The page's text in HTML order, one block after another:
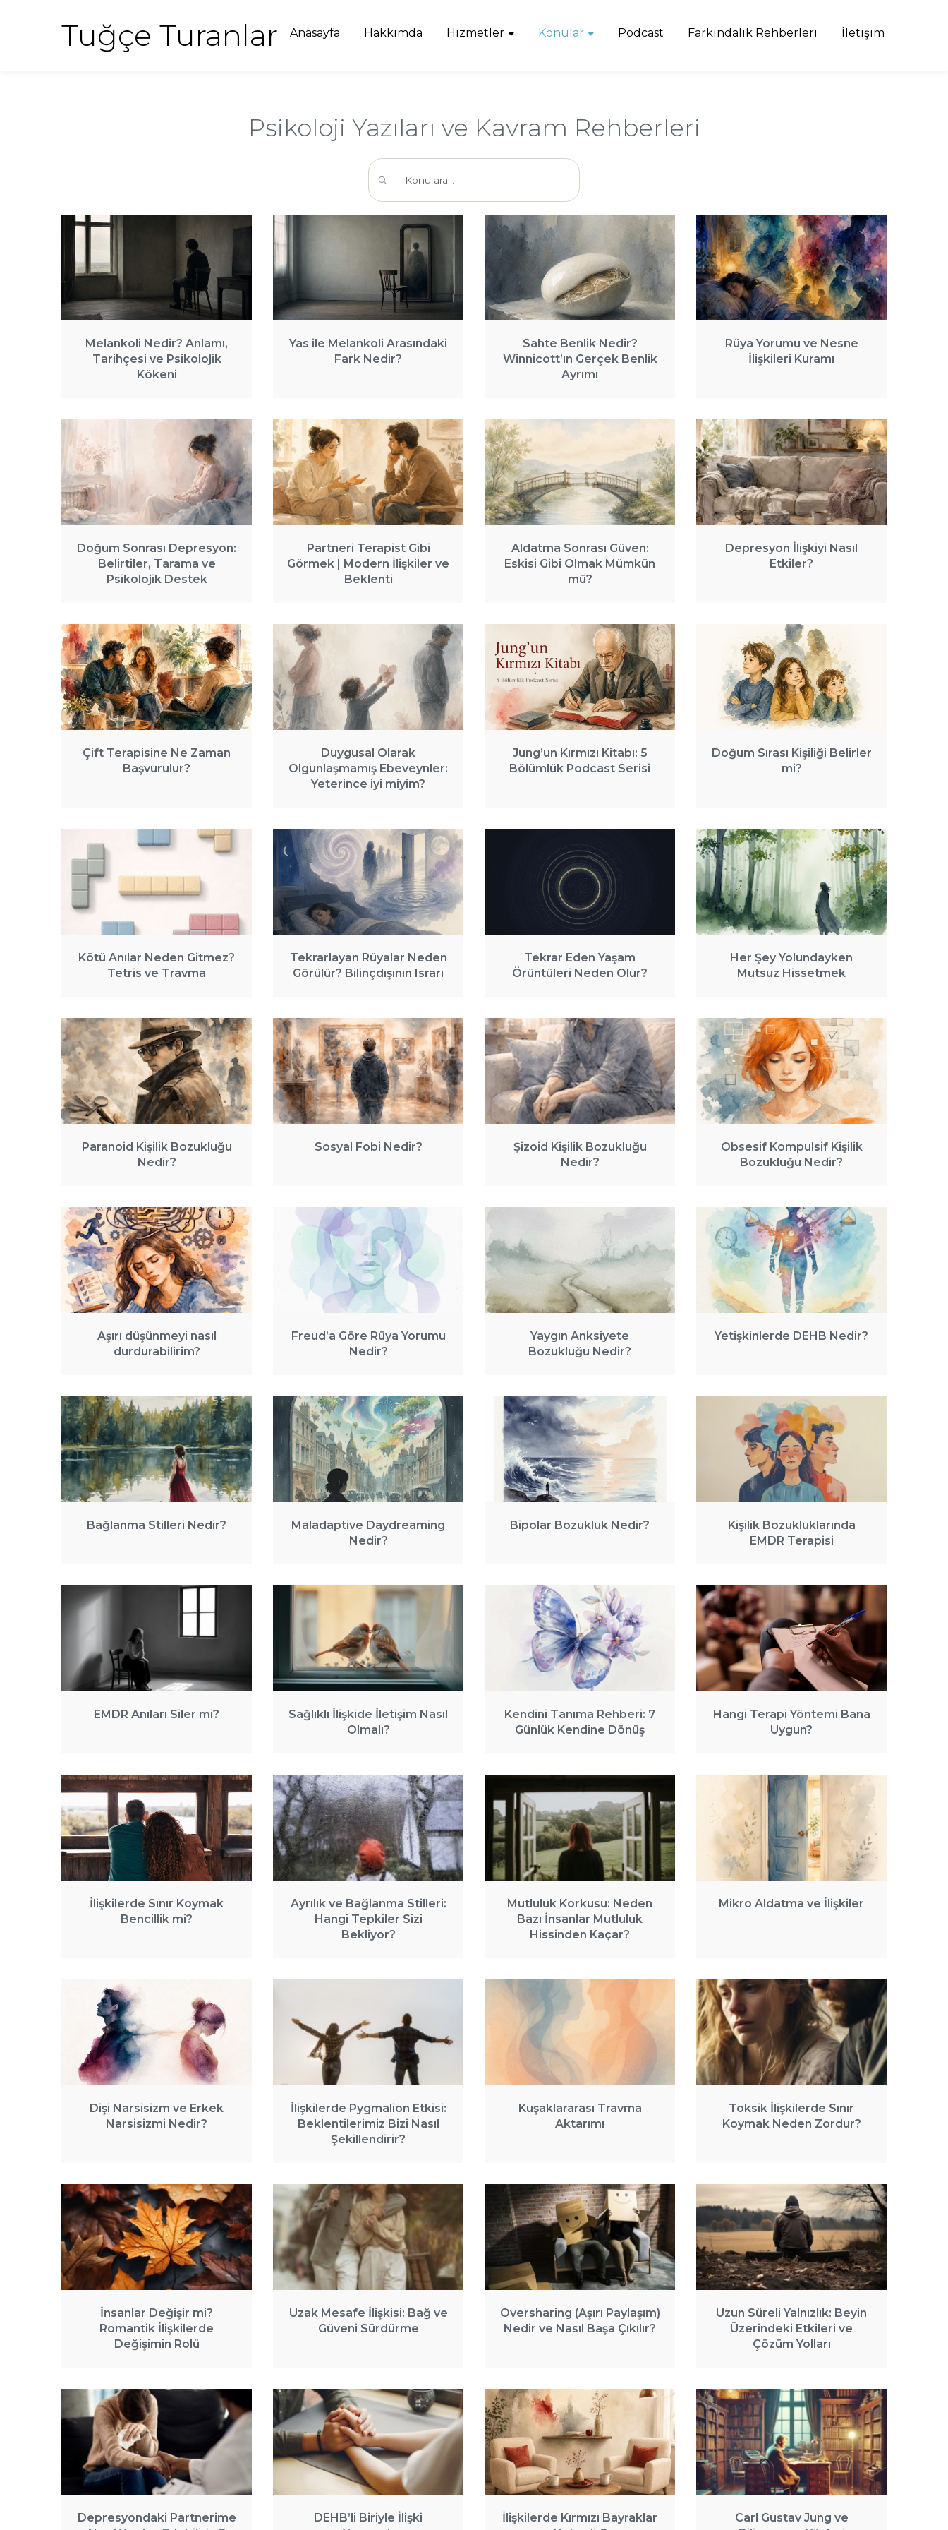
Tuğçe Turanlar Anasayfa Hakkımda Hizmetler Konular Podcast Farkındalık Rehberleri İletişim
Psikoloji Yazıları ve Kavram Rehberleri
Melankoli Nedir? Anlamı,
Tarihçesi ve Psikolojik
Kökeni
Yas ile Melankoli Arasındaki
Fark Nedir?
Sahte Benlik Nedir?
Winnicott’ın Gerçek Benlik
Ayrımı
Rüya Yorumu ve Nesne
İlişkileri Kuramı
Doğum Sonrası Depresyon:
Belirtiler, Tarama ve
Psikolojik Destek
Partneri Terapist Gibi
Görmek | Modern İlişkiler ve
Beklenti
Aldatma Sonrası Güven:
Eskisi Gibi Olmak Mümkün
mü?
Depresyon İlişkiyi Nasıl
Etkiler?
Çift Terapisine Ne Zaman
Başvurulur?
Duygusal Olarak
Olgunlaşmamış Ebeveynler:
Yeterince iyi miyim?
Jung’un Kırmızı Kitabı: 5
Bölümlük Podcast Serisi
Doğum Sırası Kişiliği Belirler
mi?
Kötü Anılar Neden Gitmez?
Tetris ve Travma
Tekrarlayan Rüyalar Neden
Görülür? Bilinçdışının Israrı
Tekrar Eden Yaşam
Örüntüleri Neden Olur?
Her Şey Yolundayken
Mutsuz Hissetmek
Paranoid Kişilik Bozukluğu
Nedir?
Sosyal Fobi Nedir?
Şizoid Kişilik Bozukluğu
Nedir?
Obsesif Kompulsif Kişilik
Bozukluğu Nedir?
Aşırı düşünmeyi nasıl
durdurabilirim?
Freud’a Göre Rüya Yorumu
Nedir?
Yaygın Anksiyete
Bozukluğu Nedir?
Yetişkinlerde DEHB Nedir?
Bağlanma Stilleri Nedir?
Maladaptive Daydreaming
Nedir?
Bipolar Bozukluk Nedir?
Kişilik Bozukluklarında
EMDR Terapisi
EMDR Anıları Siler mi?
Sağlıklı İlişkide İletişim Nasıl
Olmalı?
Kendini Tanıma Rehberi: 7
Günlük Kendine Dönüş
Hangi Terapi Yöntemi Bana
Uygun?
İlişkilerde Sınır Koymak
Bencillik mi?
Ayrılık ve Bağlanma Stilleri:
Hangi Tepkiler Sizi
Bekliyor?
Mutluluk Korkusu: Neden
Bazı İnsanlar Mutluluk
Hissinden Kaçar?
Mikro Aldatma ve İlişkiler
Dişi Narsisizm ve Erkek
Narsisizmi Nedir?
İlişkilerde Pygmalion Etkisi:
Beklentilerimiz Bizi Nasıl
Şekillendirir?
Kuşaklararası Travma
Aktarımı
Toksik İlişkilerde Sınır
Koymak Neden Zordur?
İnsanlar Değişir mi?
Romantik İlişkilerde
Değişimin Rolü
Uzak Mesafe İlişkisi: Bağ ve
Güveni Sürdürme
Oversharing (Aşırı Paylaşım)
Nedir ve Nasıl Başa Çıkılır?
Uzun Süreli Yalnızlık: Beyin
Üzerindeki Etkileri ve
Çözüm Yolları
Depresyondaki Partnerime
DEHB’li Biriyle İlişki
İlişkilerde Kırmızı Bayraklar
Carl Gustav Jung ve